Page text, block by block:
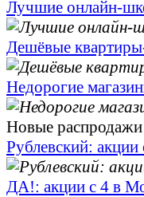
Лучшие онлайн-
Дешёвые
Недорогие
Новые распродажи
Рублевский:
ДА!: акции с 4 в